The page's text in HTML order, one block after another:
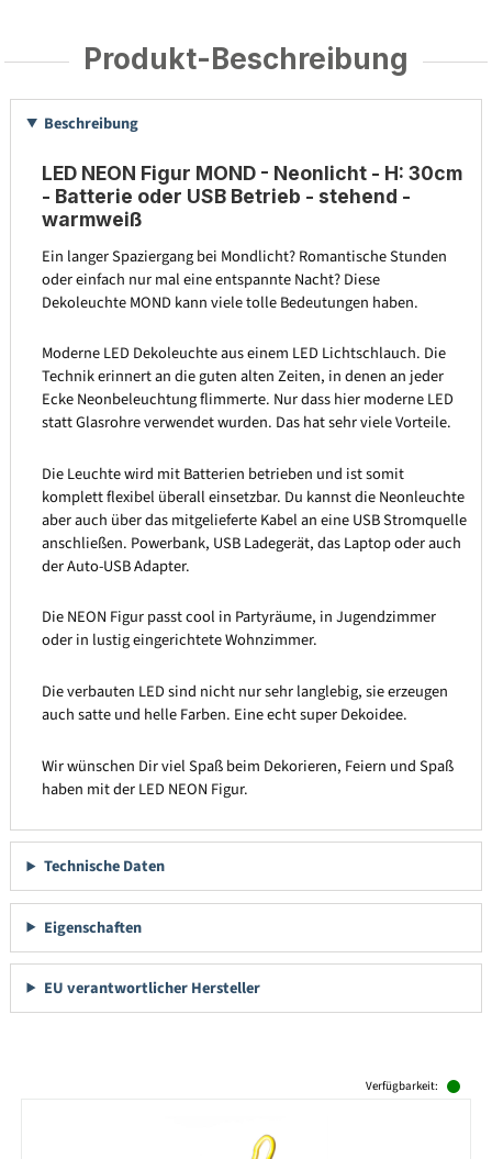
Produkt-Beschreibung
Beschreibung
LED NEON Figur MOND - Neonlicht - H: 30cm
- Batterie oder USB Betrieb - stehend -
warmweiß
Ein langer Spaziergang bei Mondlicht? Romantische Stunden
oder einfach nur mal eine entspannte Nacht? Diese
Dekoleuchte MOND kann viele tolle Bedeutungen haben.
Moderne LED Dekoleuchte aus einem LED Lichtschlauch. Die
Technik erinnert an die guten alten Zeiten, in denen an jeder
Ecke Neonbeleuchtung flimmerte. Nur dass hier moderne LED
statt Glasrohre verwendet wurden. Das hat sehr viele Vorteile.
Die Leuchte wird mit Batterien betrieben und ist somit
komplett flexibel überall einsetzbar. Du kannst die Neonleuchte
aber auch über das mitgelieferte Kabel an eine USB Stromquelle
anschließen. Powerbank, USB Ladegerät, das Laptop oder auch
der Auto-USB Adapter.
Die NEON Figur passt cool in Partyräume, in Jugendzimmer
oder in lustig eingerichtete Wohnzimmer.
Die verbauten LED sind nicht nur sehr langlebig, sie erzeugen
auch satte und helle Farben. Eine echt super Dekoidee.
Wir wünschen Dir viel Spaß beim Dekorieren, Feiern und Spaß
haben mit der LED NEON Figur.
Technische Daten
Eigenschaften
EU verantwortlicher Hersteller
Verfügbarkeit: